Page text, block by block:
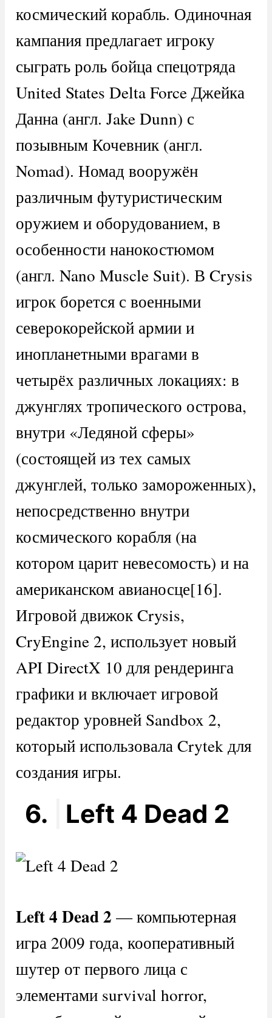
космический корабль. Одиночная
кампания предлагает игроку
сыграть роль бойца спецотряда
United States Delta Force Джейка
Данна (англ. Jake Dunn) с
позывным Кочевник (англ.
Nomad). Номад вооружён
различным футуристическим
оружием и оборудованием, в
особенности нанокостюмом
(англ. Nano Muscle Suit). В Crysis
игрок борется с военными
северокорейской армии и
инопланетными врагами в
четырёх различных локациях: в
джунглях тропического острова,
внутри «Ледяной сферы»
(состоящей из тех самых
джунглей, только замороженных),
непосредственно внутри
космического корабля (на
котором царит невесомость) и на
американском авианосце[16].
Игровой движок Crysis,
CryEngine 2, использует новый
API DirectX 10 для рендеринга
графики и включает игровой
редактор уровней Sandbox 2,
который использовала Crytek для
создания игры.
6. Left 4 Dead 2
Left4 Dead2 — компьютерная
игра 2009 года, кооперативный
шутер от первого лица с
элементами survival horror,